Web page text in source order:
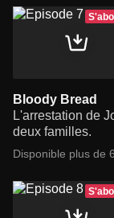
Bloody Bread
L'arrestation de
deux familles.
Disponible plus de